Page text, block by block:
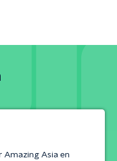
Amazing Asia en